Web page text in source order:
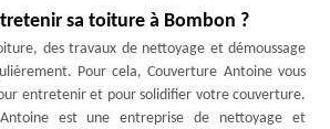
sa toiture à Bombon ?
des travaux de nettoyage et démoussage
Pour cela, Couverture Antoine vous
entretenir et pour solidifier votre couverture.
est une entreprise de nettoyage et